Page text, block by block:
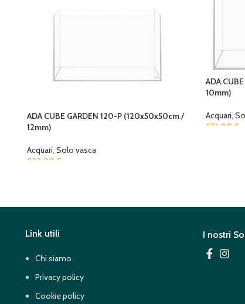
ADA CUBE GARDEN 120-P (120x50x50cm /
12mm)
Acquari, Solo vasca
933,00 €
ADA
10mm)
Acquari,
576,00 €
Link utili
Chi siamo
Privacy policy
Cookie policy
I nostri